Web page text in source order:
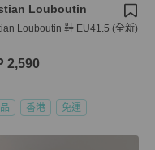
Louboutin
Louboutin 鞋 EU41.5 (全新)
2,590
香港 免運